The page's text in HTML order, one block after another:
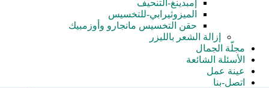
إمبدينغ-التنحيف
الميزوثيرابي-للتخسيس
حقن التخسيس مانجارو وأوزمبيك
إزالة الشعر بالليزر
مجلّة الجمال
الأسئلة الشائعة
عينة عمل
اتصل-بنا